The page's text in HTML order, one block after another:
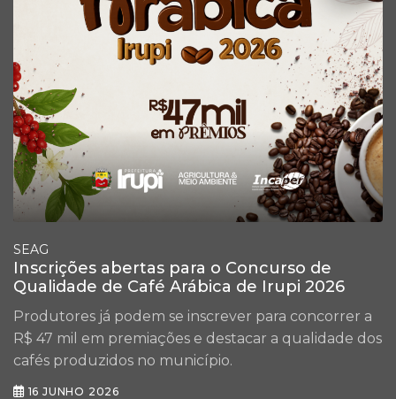
SEAG
Inscrições abertas para o Concurso de
Qualidade de Café Arábica de Irupi 2026
Produtores já podem se inscrever para concorrer a
R$ 47 mil em premiações e destacar a qualidade dos
cafés produzidos no município.
16 JUNHO 2026